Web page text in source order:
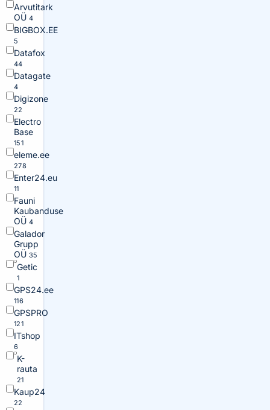
Arvutitark
OÜ 4
BIGBOX.EE
5
Datafox
44
Datagate
4
Digizone
22
Electro
Base
151
eleme.ee
278
Enter24.eu
11
Fauni
Kaubanduse
OÜ 4
Galador
Grupp
OÜ 35
Getic
1
GPS24.ee
116
GPSPRO
121
ITshop
6
K-
rauta
21
Kaup24
22